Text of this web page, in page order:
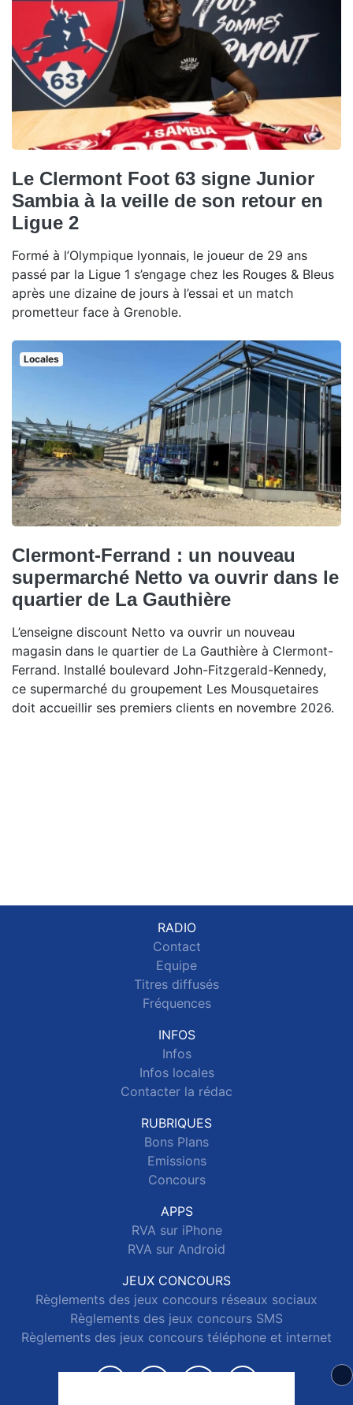
Le Clermont Foot 63 signe Junior
Sambia à la veille de son retour en
Ligue 2
Formé à l’Olympique lyonnais, le joueur de 29 ans
passé par la Ligue 1 s’engage chez les Rouges & Bleus
après une dizaine de jours à l’essai et un match
prometteur face à Grenoble.
Locales
Clermont-Ferrand : un nouveau
supermarché Netto va ouvrir dans le
quartier de La Gauthière
L’enseigne discount Netto va ouvrir un nouveau
magasin dans le quartier de La Gauthière à Clermont-
Ferrand. Installé boulevard John-Fitzgerald-Kennedy,
ce supermarché du groupement Les Mousquetaires
doit accueillir ses premiers clients en novembre 2026.
RADIO
Contact
Equipe
Titres diffusés
Fréquences
INFOS
Infos
Infos locales
Contacter la rédac
RUBRIQUES
Bons Plans
Emissions
Concours
APPS
RVA sur iPhone
RVA sur Android
JEUX CONCOURS
Règlements des jeux concours réseaux sociaux
Règlements des jeux concours SMS
Règlements des jeux concours téléphone et internet